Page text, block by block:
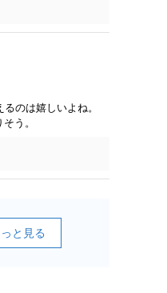
のは嬉しいよね。
う。
と見る